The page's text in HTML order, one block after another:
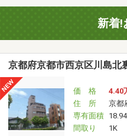
新着!
京都府京都市西京区川島北
価 格
4.40
住 所
京都
専有面積
間取り
1K